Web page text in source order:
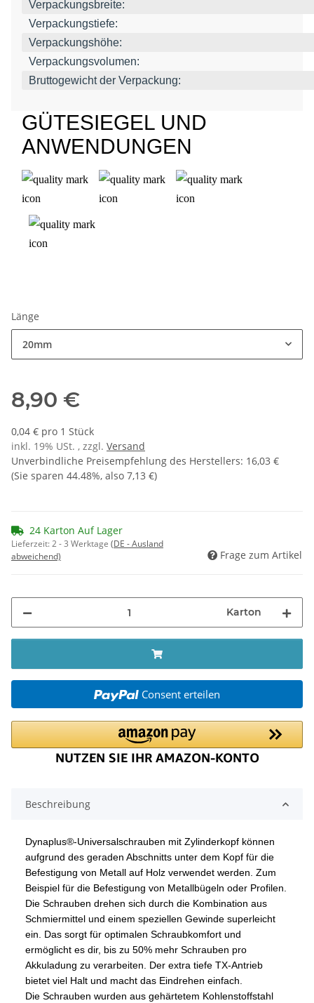
Verpackungsbreite:
Verpackungstiefe:
Verpackungshöhe:
Verpackungsvolumen:
Bruttogewicht der Verpackung:
GÜTESIEGEL UND
ANWENDUNGEN
Länge
20mm
8,90 €
0,04 € pro 1 Stück
inkl. 19% USt. , zzgl. Versand
Unverbindliche Preisempfehlung des Herstellers: 16,03 €
(Sie sparen 44.48%, also 7,13 €)
24 Karton Auf Lager
Lieferzeit:2 - 3 Werktage (DE - Ausland
abweichend)
Frage zum Artikel
Karton
Consent erteilen
Beschreibung
Dynaplus®-Universalschrauben mit Zylinderkopf können
aufgrund des geraden Abschnitts unter dem Kopf für die
Befestigung von Metall auf Holz verwendet werden. Zum
Beispiel für die Befestigung von Metallbügeln oder Profilen.
Die Schrauben drehen sich durch die Kombination aus
Schmiermittel und einem speziellen Gewinde superleicht
ein. Das sorgt für optimalen Schraubkomfort und
ermöglicht es dir, bis zu 50% mehr Schrauben pro
Akkuladung zu verarbeiten. Der extra tiefe TX-Antrieb
bietet viel Halt und macht das Eindrehen einfach.
Die Schrauben wurden aus gehärtetem Kohlenstoffstahl